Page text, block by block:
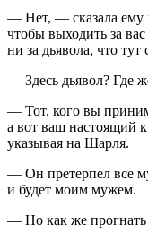
— Нет, — сказала ему
чтобы выходить за
ни за дьявола, что тут
— Здесь дьявол? Где
— Тот, кого вы
а вот ваш настоящий
указывая на Шарля.
— Он претерпел все
и будет моим мужем.
— Но как же прогнать